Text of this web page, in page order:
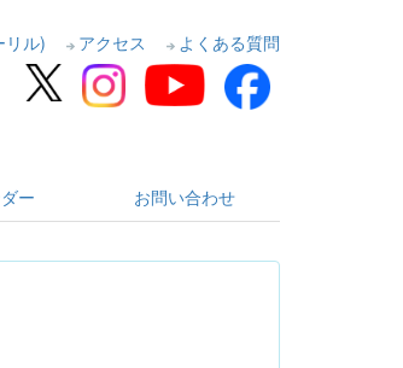
リル) アクセス よくある質問
ー お問い合わせ